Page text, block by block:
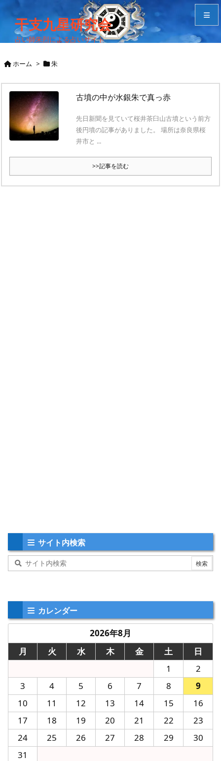
干支九星研究会
占い師朱烈による占いサイト
検索
ホーム > 朱
古墳の中が水銀朱で真っ赤
先日新聞を見ていて桜井茶臼山古墳という前方
後円墳の記事がありました。 場所は奈良県桜
井市と ...
>>記事を読む
サイト内検索
カレンダー
2026年8月
月
火 水 木 金 土
日
1
2
3
4 5 6 7 8
9
10
11 12 13 14 15
16
17
18 19 20 21 22
23
24
25 26 27 28 29
30
31